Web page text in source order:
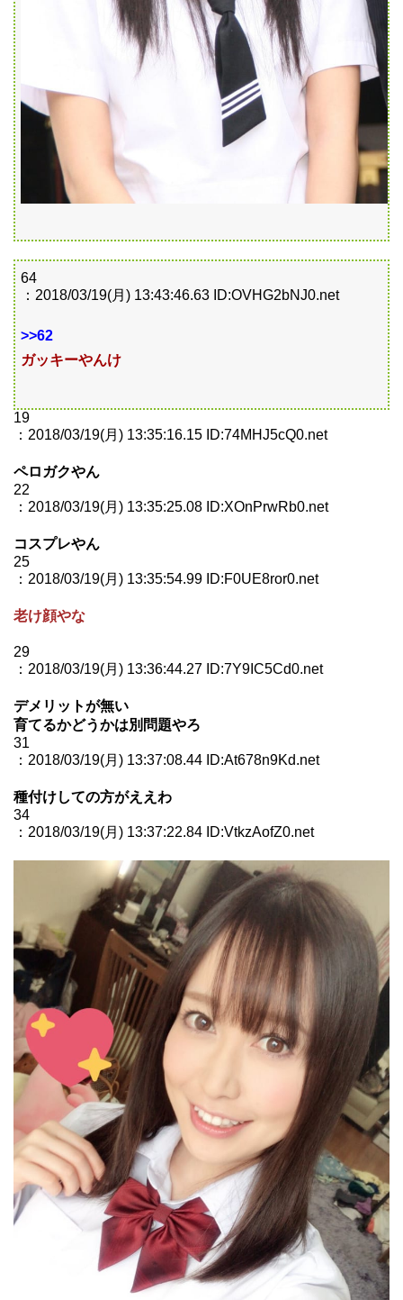
64
：2018/03/19(月) 13:43:46.63 ID:OVHG2bNJ0.net
>>62
ガッキーやんけ
19
：2018/03/19(月) 13:35:16.15 ID:74MHJ5cQ0.net
ペロガクやん
22
：2018/03/19(月) 13:35:25.08 ID:XOnPrwRb0.net
コスプレやん
25
：2018/03/19(月) 13:35:54.99 ID:F0UE8ror0.net
老け顔やな
29
：2018/03/19(月) 13:36:44.27 ID:7Y9IC5Cd0.net
デメリットが無い
育てるかどうかは別問題やろ
31
：2018/03/19(月) 13:37:08.44 ID:At678n9Kd.net
種付けしての方がええわ
34
：2018/03/19(月) 13:37:22.84 ID:VtkzAofZ0.net